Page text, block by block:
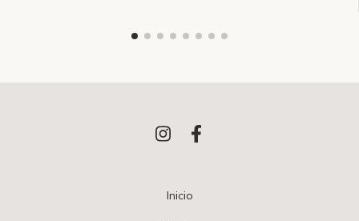
Inicio